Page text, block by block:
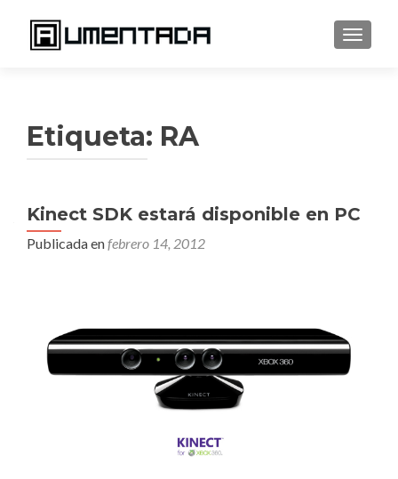
Etiqueta: RA
Kinect SDK estará disponible en PC
Publicada enfebrero 14, 2012